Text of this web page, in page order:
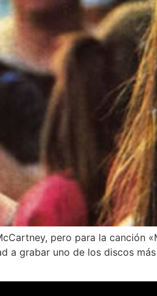
pero para la canción
a grabar uno de los discos